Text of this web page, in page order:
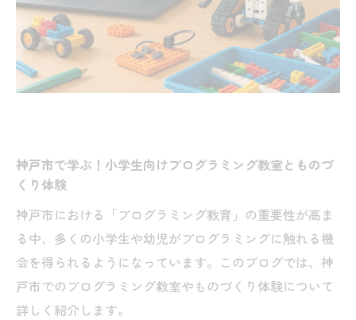
神戸市で学ぶ！小学生向けプログラミング教室とものづ
くり体験
神戸市における「プログラミング教育」の重要性が高ま
る中、多くの小学生や幼児がプログラミングに触れる機
会を得られるようになっています。このブログでは、神
戸市でのプログラミング教室やものづくり体験について
詳しく紹介します。